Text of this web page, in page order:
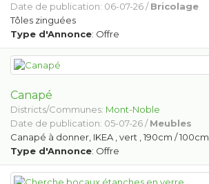
Date de publication: 06-07-26 /Bricolage
Tôles zinguées
Type d'Annonce: Offre
Canapé
Districts/Communes: Mont-Noble
Date de publication: 05-07-26 /Meubles
Canapé à donner, IKEA , vert , 190cm / 100cm .
Type d'Annonce: Offre